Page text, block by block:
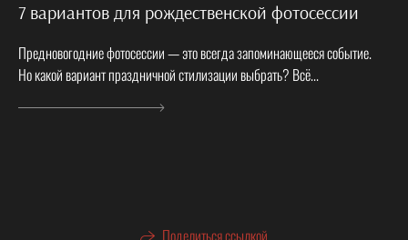
7 вариантов для рождественской фотосессии
Предновогодние фотосессии — это всегда запоминающееся событие.
Но какой вариант праздничной стилизации выбрать? Всё...
Поделиться ссылкой